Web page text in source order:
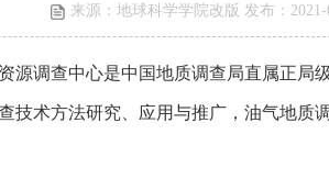
来源：地球科学学院改版 发布：2021-
源调查中心是中国地质调查局直属正
技术方法研究、应用与推广，油气地质